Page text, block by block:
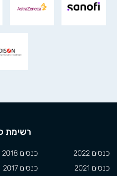
רשימת
כנסים 2022
כנסים 2021
כנסים 2018
כנסים 2017